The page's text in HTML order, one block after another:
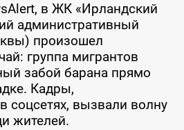
в ЖК «Ирландский
административный
произошел
группа мигрантов
забой барана прямо
Кадры,
соцсетях, вызвали волну
жителей.